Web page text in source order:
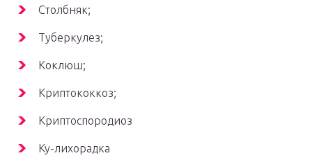
Столбняк;
Туберкулез;
Коклюш;
Криптококкоз;
Криптоспородиоз
Ку-лихорадка